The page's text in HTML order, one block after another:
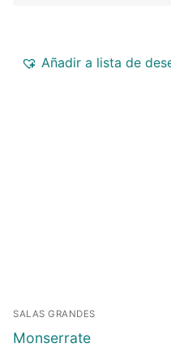
Añadir a lista de
SALAS GRANDES
Monserrate